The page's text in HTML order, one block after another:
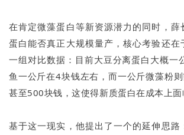
在肯定微藻蛋白等新资源潜力的同时，薛
蛋白能否真正大规模量产，核心考验还在
一组对比数据：目前大豆分离蛋白大概一
鱼一公斤在4块钱左右，而一公斤微藻粉
甚至500块钱，这使得新质蛋白在成本上面
基于这一现实，他提出了一个的延伸思路